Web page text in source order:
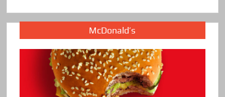
McDonald’s